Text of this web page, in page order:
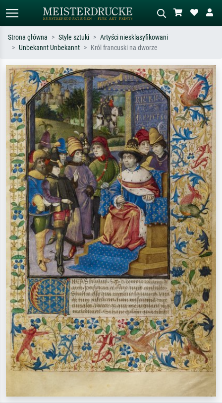
Szukaj wg artysty, tytułu lub stylu – np.
Monet, Gwiaździsta noc,
impresjonizm, fala Hokusaia, akt.
Opisz scenę – np. zielona łąka,
abstrakcja z czerwienią, ciemny olej,
stojący akt obok drzewa.
Strona główna Style sztuki
Artyści niesklasyfikowani
Unbekannt Unbekannt
Król francuski na dworze